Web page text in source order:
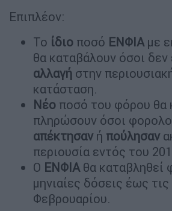
Επιπλέον:
Το ίδιο ποσό ΕΝΦΙΑ με
θα καταβάλουν όσοι δεν
αλλαγή στην
κατάσταση.
Νέο ποσό του φόρου θα
πληρώσουν όσοι
απέκτησαν ή πούλησαν
περιουσία εντός του
Ο ΕΝΦΙΑ θα καταβληθεί
μηνιαίες δόσεις έως τις
Φεβρουαρίου.